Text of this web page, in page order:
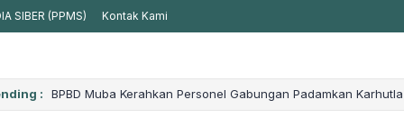
SIBER (PPMS) Kontak Kami
: BPBD Muba Kerahkan Personel Gabungan Padamkan